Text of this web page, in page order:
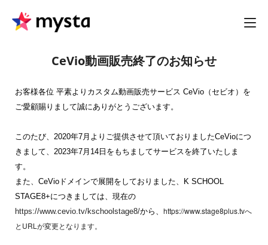
CeVio動画販売終了のお知らせ
お客様各位 平素よりカスタム動画販売サービス CeVio（セビオ）を
ご愛顧賜りまして誠にありがとうございます。
このたび、2020年7月よりご提供させて頂いておりましたCeVioにつ
きまして、2023年7月14日をもちましてサービスを終了いたしま
す。
また、CeVioドメインで展開をしておりました、K SCHOOL
STAGE8+につきましては、現在の
https://www.cevio.tv/kschoolstage8/から、 https://www.stage8plus.tvへ
と URL が変更となります。